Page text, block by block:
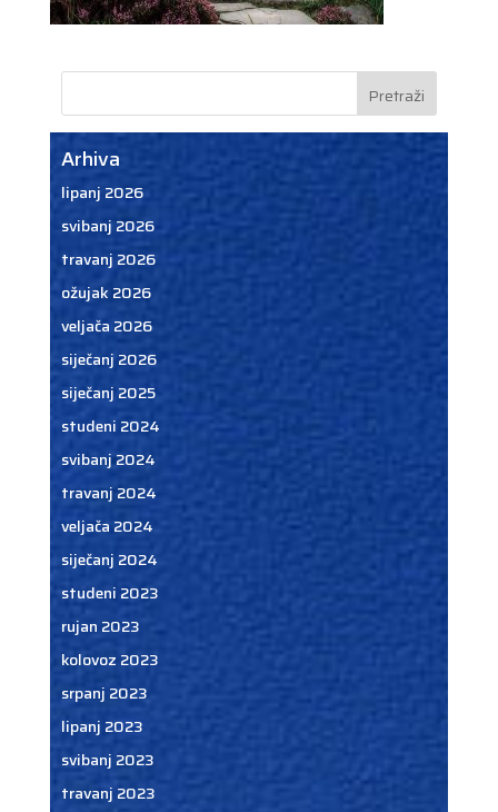
Arhiva
lipanj 2026
svibanj 2026
travanj 2026
ožujak 2026
veljača 2026
siječanj 2026
siječanj 2025
studeni 2024
svibanj 2024
travanj 2024
veljača 2024
siječanj 2024
studeni 2023
rujan 2023
kolovoz 2023
srpanj 2023
lipanj 2023
svibanj 2023
travanj 2023